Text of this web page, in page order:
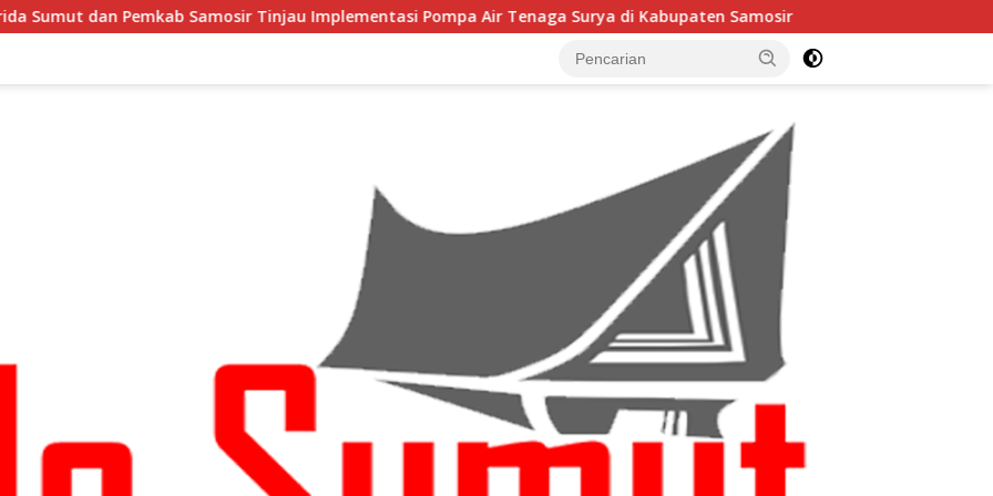
Tinjau Implementasi Pompa Air Tenaga Surya di Kabupaten Samosir Kabupaten Samosir Dapat Alokasi TKD